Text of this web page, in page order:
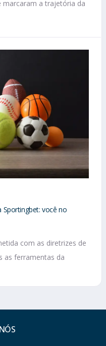
a trajetória da
Sportingbet: você no
com as diretrizes de
as ferramentas da